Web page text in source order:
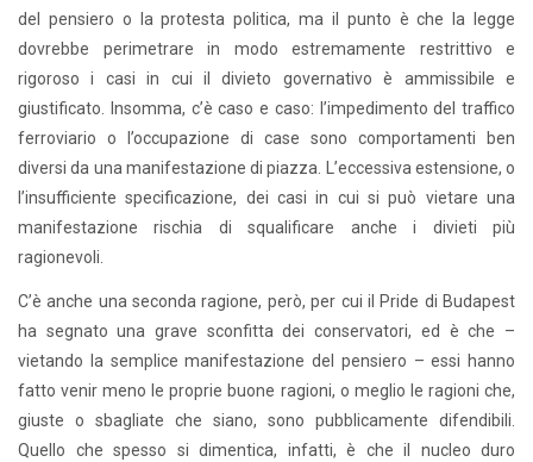
del pensiero o la protesta politica, ma il punto è che la legge
dovrebbe perimetrare in modo estremamente restrittivo e
rigoroso i casi in cui il divieto governativo è ammissibile e
giustificato. Insomma, c’è caso e caso: l’impedimento del traffico
ferroviario o l’occupazione di case sono comportamenti ben
diversi da una manifestazione di piazza. L’eccessiva estensione, o
l’insufficiente specificazione, dei casi in cui si può vietare una
manifestazione rischia di squalificare anche i divieti più
ragionevoli.
C’è anche una seconda ragione, però, per cui il Pride di Budapest
ha segnato una grave sconfitta dei conservatori, ed è che –
vietando la semplice manifestazione del pensiero – essi hanno
fatto venir meno le proprie buone ragioni, o meglio le ragioni che,
giuste o sbagliate che siano, sono pubblicamente difendibili.
Quello che spesso si dimentica, infatti, è che il nucleo duro